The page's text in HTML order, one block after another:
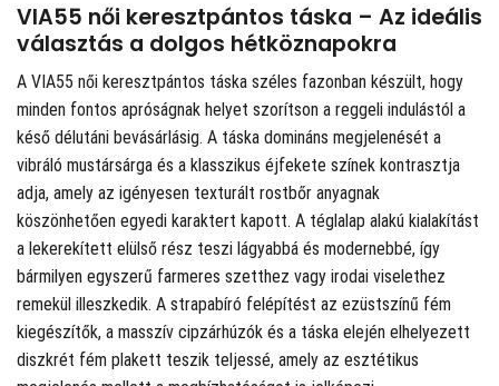
VIA55 női keresztpántos táska – Az ideális
választás a dolgos hétköznapokra
A VIA55 női keresztpántos táska széles fazonban készült, hogy
minden fontos apróságnak helyet szorítson a reggeli indulástól a
késő délutáni bevásárlásig. A táska domináns megjelenését a
vibráló mustársárga és a klasszikus éjfekete színek kontrasztja
adja, amely az igényesen texturált rostbőr anyagnak
köszönhetően egyedi karaktert kapott. A téglalap alakú kialakítást
a lekerekített elülső rész teszi lágyabbá és modernebbé, így
bármilyen egyszerű farmeres szetthez vagy irodai viselethez
remekül illeszkedik. A strapabíró felépítést az ezüstszínű fém
kiegészítők, a masszív cipzárhúzók és a táska elején elhelyezett
diszkrét fém plakett teszik teljessé, amely az esztétikus